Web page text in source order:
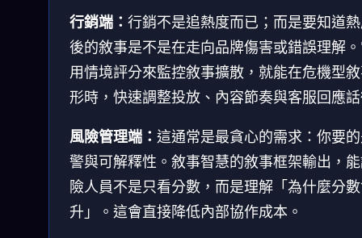
行銷端： 行銷不是追熱度而已；而是要知道
後的敘事是不是在走向品牌傷害或錯誤理解
用情境評分來監控敘事擴散，就能在危機型
形時，快速調整投放、內容節奏與客服回應
風險管理端： 這通常是最貪心的需求：你要
警與可解釋性。敘事智慧的敘事框架輸出，
險人員不是只看分數，而是理解「為什麼分
升」。這會直接降低內部協作成本。